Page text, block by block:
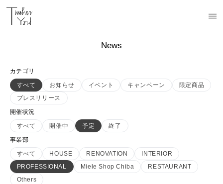
News
カテゴリ
すべて
お知らせ イベント キャンペーン
限定商品
プレスリリース
開催状況
すべて
開催中 予定
終了
事業部
すべて
HOUSE RENOVATION
INTERIOR
PROFESSIONAL
Miele Shop Chiba
RESTAURANT
Others